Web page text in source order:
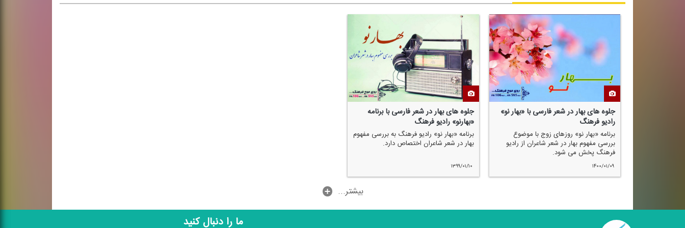
جلوه های بهار در شعر فارسی با «بهار نو»
رادیو فرهنگ
برنامه «بهار نو» روزهای زوج با موضوع
بررسی مفهوم بهار در شعر شاعران از رادیو
فرهنگ پخش می شود.
۱۴۰۰/۰۱/۰۹
جلوه های بهار در شعر فارسی با برنامه
«بهارنو» رادیو فرهنگ
برنامه «بهار نو» رادیو فرهنگ به بررسی مفهوم
بهار در شعر شاعران اختصاص دارد.
۱۳۹۹/۰۱/۱۰
...بیشتر
ما را دنبال کنید